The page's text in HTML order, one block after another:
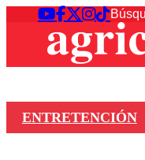
ENTRETENCIÓN